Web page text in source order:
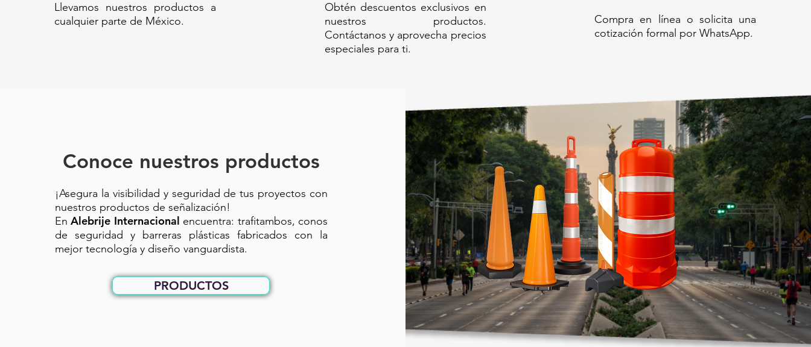
Llevamos nuestros productos a
cualquier parte de México.
Obtén descuentos exclusivos en
nuestros productos.
Contáctanos y aprovecha precios
especiales para ti.
Compra en línea o solicita una
cotización formal por WhatsApp.
Conoce nuestros productos
¡Asegura la visibilidad y seguridad de tus proyectos con
nuestros productos de señalización!
EnAlebrije Internacional encuentra: trafitambos, conos
de seguridad y barreras plásticas fabricados con la
mejor tecnología y diseño vanguardista.
PRODUCTOS